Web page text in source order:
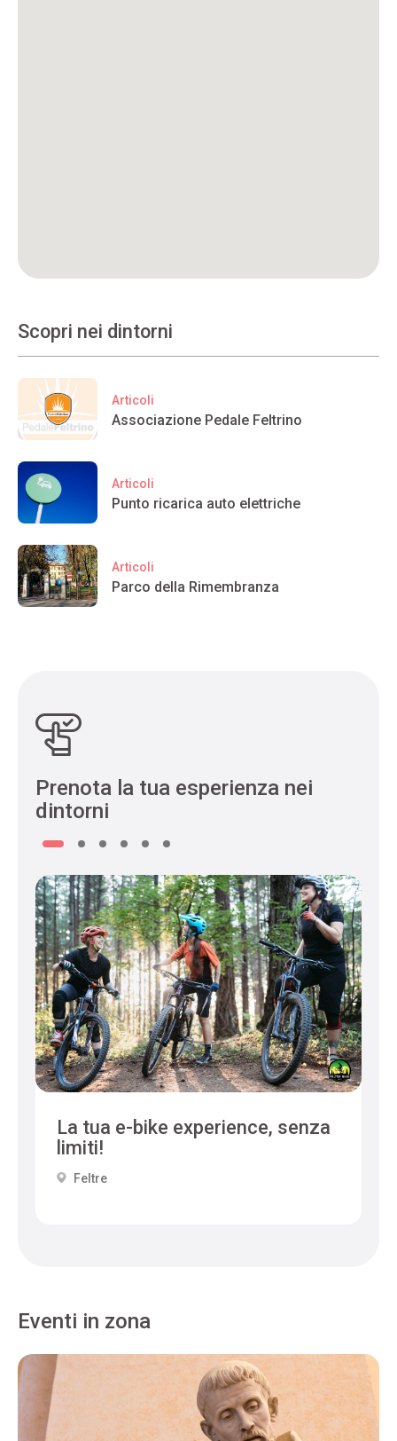
Scopri nei dintorni
Articoli
Associazione Pedale Feltrino
Articoli
Punto ricarica auto elettriche
Articoli
Parco della Rimembranza
Prenota la tua esperienza nei
dintorni
La tua e-bike experience, senza
limiti!
Feltre
Eventi in zona